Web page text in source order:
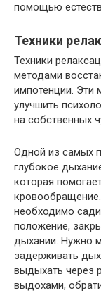
помощью
Техники
Техники
методами
импотенции. Эти
улучшить
на собственных
Одной из самых
глубокое
которая
необходимо
положение,
дыхании. Нужно
задерживать
выдыхать через
выдохами,